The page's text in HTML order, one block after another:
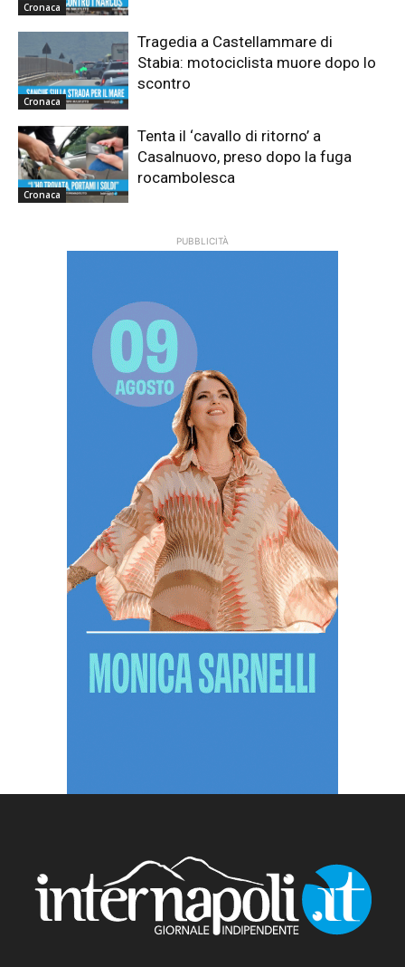
Cronaca
Cronaca
Tragedia a Castellammare di
Stabia: motociclista muore dopo lo
scontro
Cronaca
Tenta il ‘cavallo di ritorno’ a
Casalnuovo, preso dopo la fuga
rocambolesca
PUBBLICITÀ